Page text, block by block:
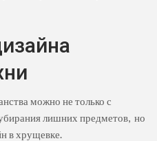
можно не только с
лишних предметов, но
в хрущевке.